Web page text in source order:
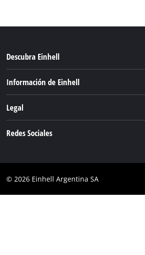
Descubra Einhell
Servicio
Información de Einhell
Einhell global
Legal
Cumplimiento
Redes Sociales
Instagram
© 2026 Einhell Argentina SA